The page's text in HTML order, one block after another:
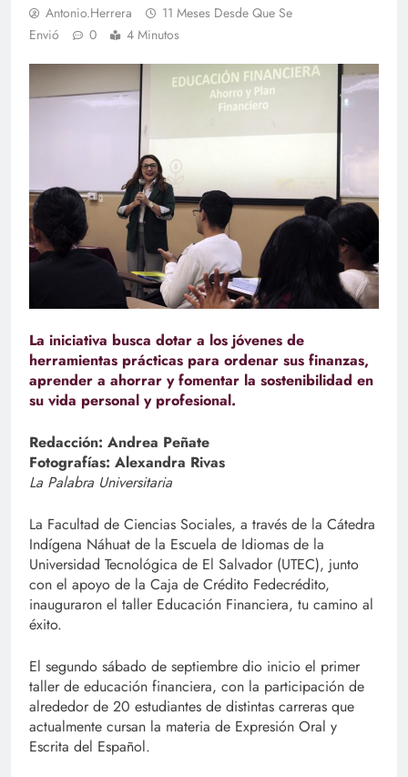
Antonio.herrera
11 Meses Desde Que Se
Envió
0 4 Minutos
La iniciativa busca dotar a los jóvenes de
herramientas prácticas para ordenar sus finanzas,
aprender a ahorrar y fomentar la sostenibilidad en
su vida personal y profesional.
Redacción: Andrea Peñate
Fotografías: Alexandra Rivas
La Palabra Universitaria
La Facultad de Ciencias Sociales, a través de la Cátedra
Indígena Náhuat de la Escuela de Idiomas de la
Universidad Tecnológica de El Salvador (UTEC), junto
con el apoyo de la Caja de Crédito Fedecrédito,
inauguraron el taller Educación Financiera, tu camino al
éxito.
El segundo sábado de septiembre dio inicio el primer
taller de educación financiera, con la participación de
alrededor de 20 estudiantes de distintas carreras que
actualmente cursan la materia de Expresión Oral y
Escrita del Español.